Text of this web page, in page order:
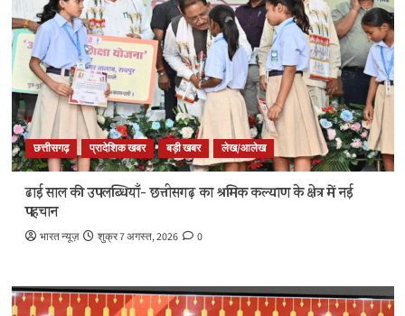
छत्तीसगढ़ प्रादेशिक खबर बड़ी खबर लेख/आलेख
ढाई साल की उपलब्धियाँ- छत्तीसगढ़ का श्रमिक कल्याण के क्षेत्र में नई
पहचान
भारत न्यूज़ शुक्र 7 अगस्त, 2026 0